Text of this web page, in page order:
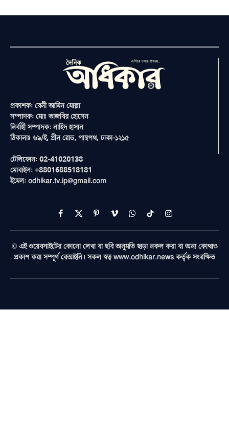
প্রকাশক: বেনী আমিন মোল্লা
সম্পাদক: মোঃ তাজবির হোসেন
নির্বাহী সম্পাদক: নাহিদ হাসান
ঠিকানাঃ ৬৯/ই, গ্রীন রোড, পান্থপথ, ঢাকা-১২১৫
টেলিফোন: 02-41020138
মোবাইল: +8801688518181
ইমেল: odhikar.tv.ip@gmail.com
Facebook
X
(Twitter)
PinterestVimeoWhatsAppTikTokInstagram
© এই ওয়েবসাইটের কোনো লেখা বা ছবি অনুমতি ছাড়া নকল করা বা অন্য কোথাও
প্রকাশ করা সম্পূর্ণ বেআইনি। সকল স্বত্ব www.odhikar.news কর্তৃক সংরক্ষিত